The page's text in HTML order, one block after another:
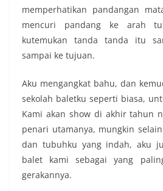
memperhatikan pandangan
mencuri pandang ke arah
kutemukan tanda tanda itu
sampai ke tujuan.
Aku mengangkat bahu, dan
sekolah baletku seperti biasa,
Kami akan show di akhir tahun
penari utamanya, mungkin
dan tubuhku yang indah, aku
balet kami sebagai yang
gerakannya.